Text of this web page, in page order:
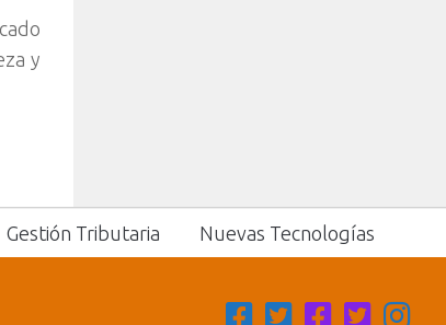
y
Gestión Tributaria Nuevas Tecnologías